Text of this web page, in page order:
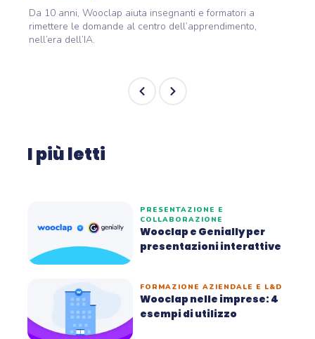
Da 10 anni, Wooclap aiuta insegnanti e formatori a
rimettere le domande al centro dell’apprendimento,
nell’era dell’IA.
I più letti
PRESENTAZIONE E
COLLABORAZIONE
Wooclap e Genially per
presentazioni interattive
FORMAZIONE AZIENDALE E L&D
Wooclap nelle imprese: 4
esempi di utilizzo